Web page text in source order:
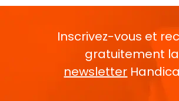
Inscrivez-vous et
gratuitement la
newsletter